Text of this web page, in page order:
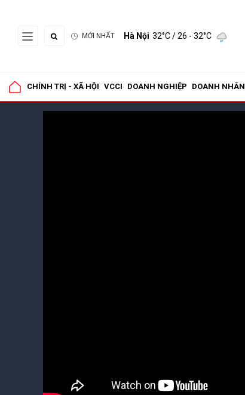
MỚI NHẤT Hà Nội 32°C/ 26 - 32°C
CHÍNH TRỊ - XÃ HỘI VCCI DOANH NGHIỆP DOANH NHÂN